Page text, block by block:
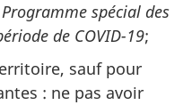
Programme spécial des
de COVID-19;
sauf pour
: ne pas avoir